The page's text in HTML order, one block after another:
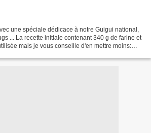
une spéciale dédicace à notre Guigui national,
... La recette initiale contenant 340 g de farine et
mais je vous conseille d'en mettre moins: